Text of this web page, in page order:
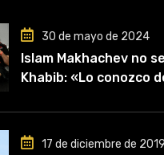
30 de mayo de 2024
Islam Makhachev no
Khabib: «Lo conozco
clave en mi carrera»
17 de diciembre de 2019